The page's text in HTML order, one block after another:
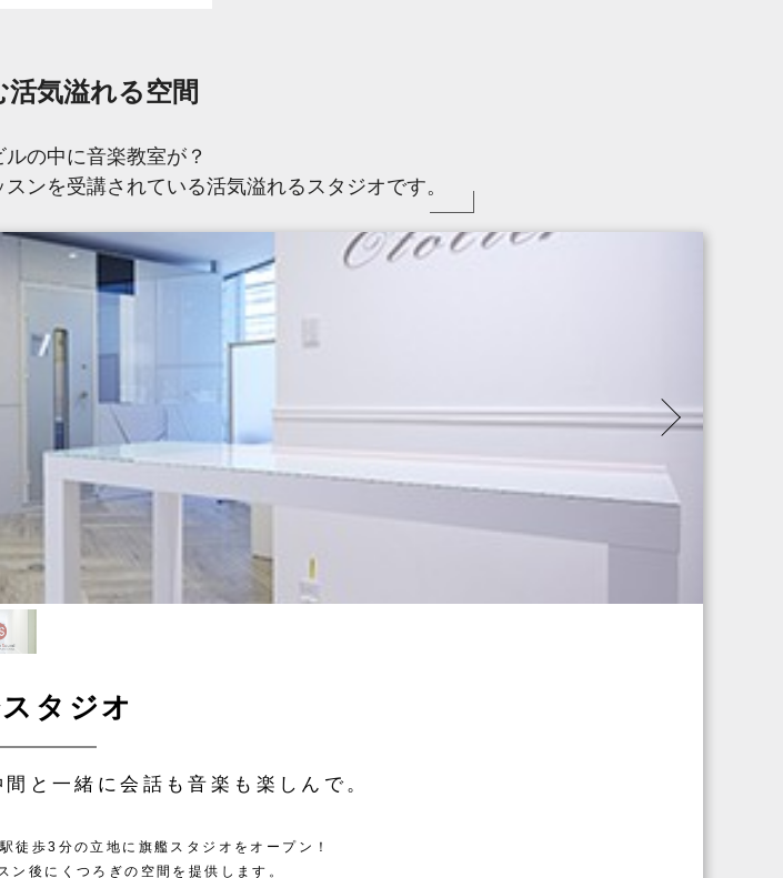
活気溢れる空間
の中に音楽教室が？
ンを受講されている活気溢れるスタジオです。
タジオ
と一緒に会話も音楽も楽しんで。
歩3分の立地に旗艦スタジオをオープン！
ン後にくつろぎの空間を提供します。